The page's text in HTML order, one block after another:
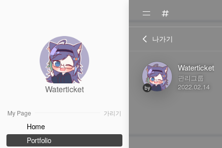
Waterticket
My Page 가리기
Home
Portfolio
나가기
by
Waterticket
관리그룹
2022.02.14